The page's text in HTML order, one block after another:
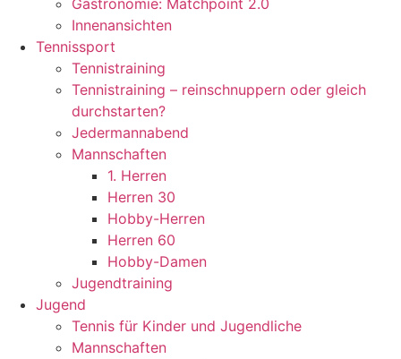
Gastronomie: Matchpoint 2.0
Innenansichten
Tennissport
Tennistraining
Tennistraining – reinschnuppern oder gleich
durchstarten?
Jedermannabend
Mannschaften
1. Herren
Herren 30
Hobby-Herren
Herren 60
Hobby-Damen
Jugendtraining
Jugend
Tennis für Kinder und Jugendliche
Mannschaften